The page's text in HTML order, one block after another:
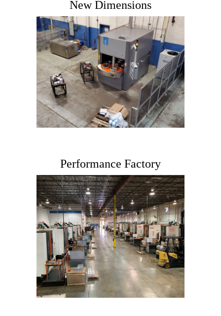
New Dimensions
Performance Factory